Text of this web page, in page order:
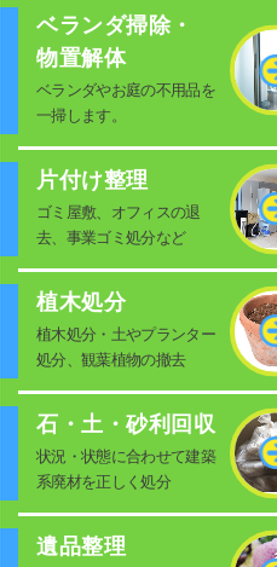
ベランダ掃除・
物置解体
ベランダやお庭の不用品を
一掃します。
片付け整理
ゴミ屋敷、オフィスの退
去、事業ゴミ処分など
植木処分
植木処分・土やプランター
処分、観葉植物の撤去
石・土・砂利回収
状況・状態に合わせて建築
系廃材を正しく処分
遺品整理